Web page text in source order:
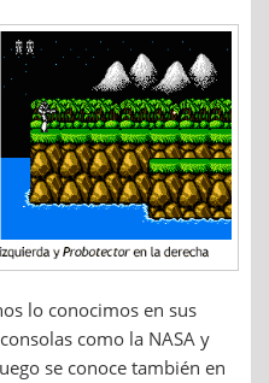
lo conocimos en sus
como la NASA y
se conoce también en